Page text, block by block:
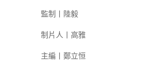
監制丨陸毅
制片人丨高雅
主編丨鄭立恒